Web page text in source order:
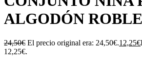
ALGODÓN
24,50€ El precio original era: 24,50€.12,25€
12,25€.